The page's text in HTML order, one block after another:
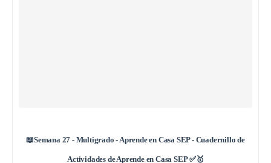
📖Semana 27 - Multigrado - Aprende en Casa SEP - Cuadernillo de
Actividades de Aprende en Casa SEP✅🥇